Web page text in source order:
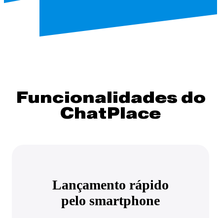
Funcionalidades do
ChatPlace
Lançamento rápido
pelo smartphone